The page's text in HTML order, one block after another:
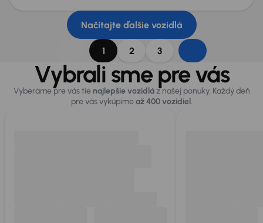
Načítajte ďalšie vozidlá
1 2 3
Vybrali sme pre vás
Vyberáme pre vás tie najlepšie vozidláz našej ponuky. Každý deň
pre vás vykúpimeaž 400 vozidiel.